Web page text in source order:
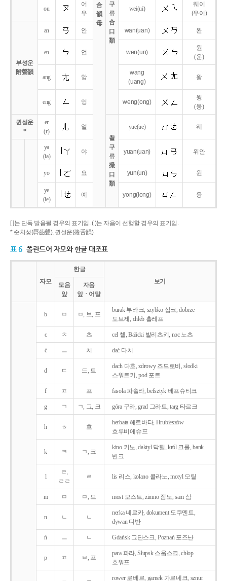
合
韻
母
구
류
合
口
類
ou
어
우
wei(ui)
웨이
(우이)
부성운
附聲韻
an 안 wan(uan) 완
en 언 wen(un)
원
(운)
ang 앙
wang
(uang)
왕
eng 엉 weng(ong)
웡
(웅)
권설운
*
er
(r)
얼
촬
구
류
撮
口
類
yue(ue) 웨
ya
(ia)
야 yuan(uan) 위안
yo 요 yun(un) 윈
ye
(ie)
예 yong(iong) 융
[ ]는 단독 발음될 경우의 표기임. ( )는 자음이 선행할 경우의 표기임.
* 순치성(脣齒聲), 권설운(捲舌韻).
표 6 폴란드어 자모와 한글 대조표
자모
한글
보기
모음
앞
자음
앞ㆍ어말
b ㅂ ㅂ, 브, 프
burak 부라크, szybko 십코, dobrze
도브제, chleb 흘레프
c ㅊ 츠 cel 첼, Balicki 발리츠키, noc 노츠
ć ㅡ 치 dać 다치
d ㄷ 드, 트
dach 다흐, zdrowy 즈드로비, słodki
스워트키, pod 포트
f ㅍ 프 fasola 파솔라, befsztyk 베프슈티크
g ㄱ ㄱ, 그, 크 góra 구라, grad 그라트, targ 타르크
h ㅎ 흐
herbata 헤르바타, Hrubieszów
흐루비에슈프
k ㅋ ㄱ, 크
kino 키노, daktyl 닥틸, król 크룰, bank
반크
l
ㄹ,
ㄹㄹ
ㄹ lis 리스, kolano 콜라노, motyl 모틸
m ㅁ ㅁ, 므 most 모스트, zimno 짐노, sam 삼
n ㄴ ㄴ
nerka 네르카, dokument 도쿠멘트,
dywan 디반
ń ㅡ ㄴ Gdańsk 그단스크, Poznań 포즈난
p ㅍ ㅂ, 프
para 파라, Słupsk 스웁스크, chłop
흐워프
rower 로베르, garnek 가르네크, sznur